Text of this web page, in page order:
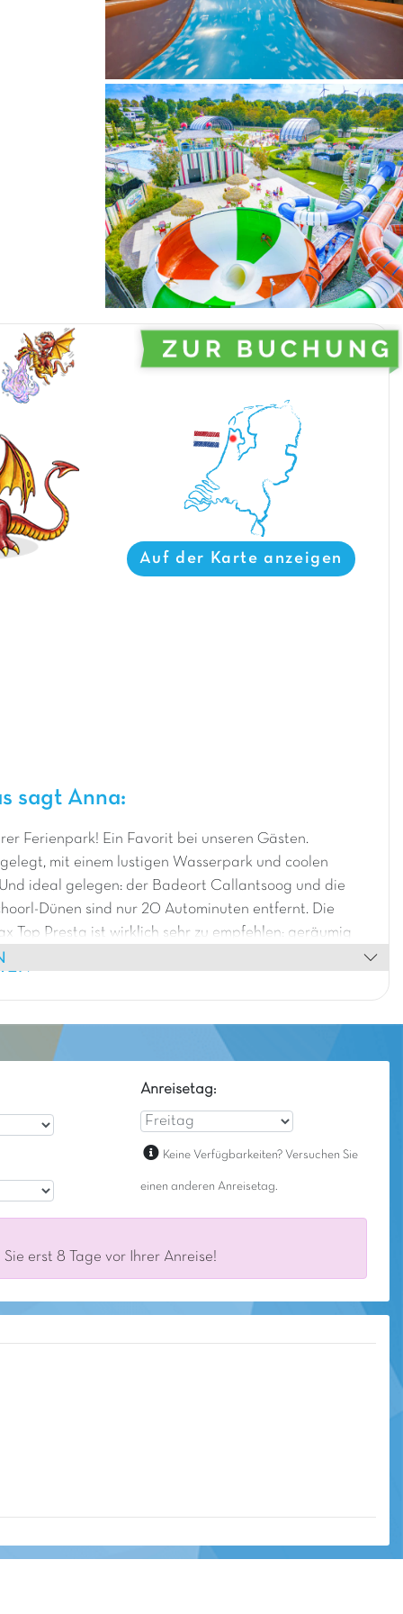
Auf der Karte anzeigen
sagt Anna:
Ferienpark! Ein Favorit bei unseren Gästen.
mit einem lustigen Wasserpark und coolen
ideal gelegen: der Badeort Callantsoog und die
Dünen sind nur 20 Autominuten entfernt. Die
Top Presta ist wirklich sehr zu empfehlen: geräumig
und Geschirrspüler ausgestattet, was für ein
Anreisetag:
Keine Verfügbarkeiten? Versuchen Sie
einen anderen Anreisetag.
erst 8 Tage vor Ihrer Anreise!